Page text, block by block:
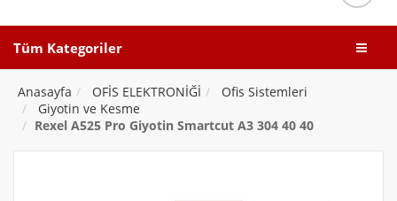
Tüm Kategoriler
Anasayfa OFİS ELEKTRONİĞİ
Ofis Sistemleri
Giyotin ve Kesme
Rexel A525 Pro Giyotin Smartcut A3 304 40 40